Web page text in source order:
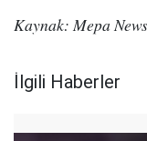
Kaynak: Mepa News
İlgili Haberler